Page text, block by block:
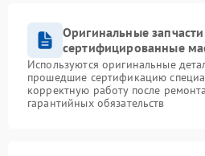
Оригинальные
сертифицированные
Используются оригинальные
прошедшие сертификацию
корректную работу после
гарантийных обязательств